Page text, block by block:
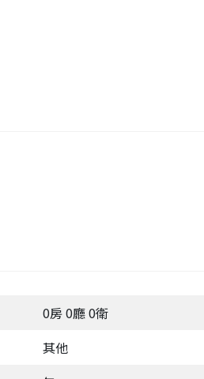
0房 0廳 0衛
其他